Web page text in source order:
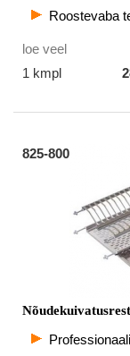
Roostevaba
loe veel
1 kmpl
825-800